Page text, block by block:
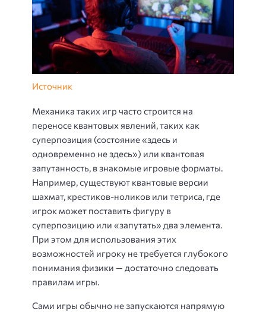
Источник
Механика таких игр часто строится на
переносе квантовых явлений, таких как
суперпозиция (состояние «здесь и
одновременно не здесь») или квантовая
запутанность, в знакомые игровые форматы.
Например, существуют квантовые версии
шахмат, крестиков-ноликов или тетриса, где
игрок может поставить фигуру в
суперпозицию или «запутать» два элемента.
При этом для использования этих
возможностей игроку не требуется глубокого
понимания физики — достаточно следовать
правилам игры.
Сами игры обычно не запускаются напрямую